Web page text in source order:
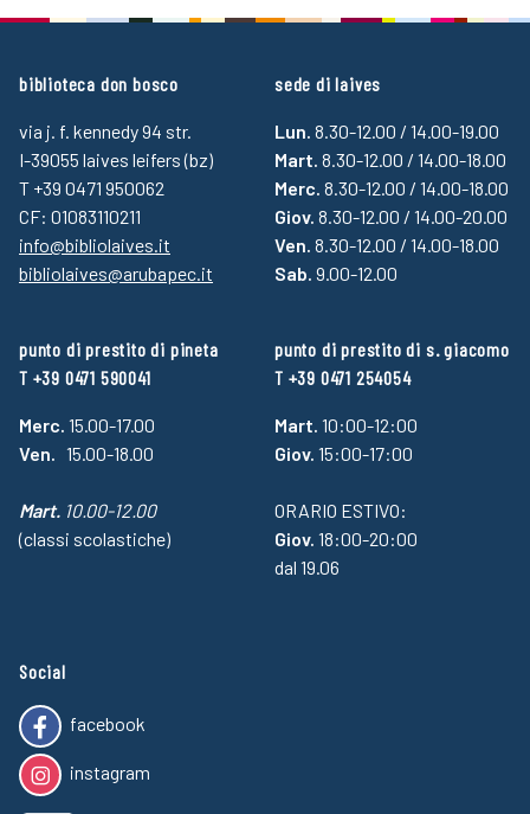
biblioteca don bosco
via j. f. kennedy 94 str.
I-39055 laives leifers (bz)
T +39 0471 950062
CF: 01083110211
info@bibliolaives.it
bibliolaives@arubapec.it
sede di laives
Lun. 8.30-12.00 / 14.00-19.00
Mart. 8.30-12.00 / 14.00-18.00
Merc. 8.30-12.00 / 14.00-18.00
Giov. 8.30-12.00 / 14.00-20.00
Ven. 8.30-12.00 / 14.00-18.00
Sab. 9.00-12.00
punto di prestito di pineta
T +39 0471 590041
Merc. 15.00-17.00
Ven.
15.00-18.00
Mart. 10.00-12.00
(classi scolastiche)
punto di prestito di s. giacomo
T +39 0471 254054
Mart. 10:00-12:00
Giov. 15:00-17:00
ORARIO ESTIVO:
Giov. 18:00-20:00
dal 19.06
Social
facebook
instagram